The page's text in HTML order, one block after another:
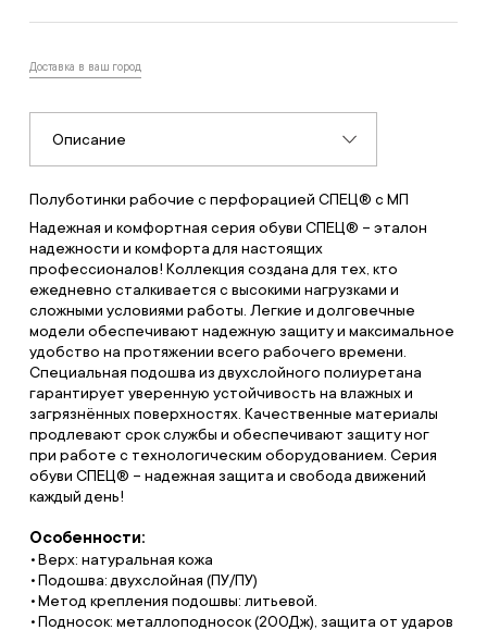
Доставка в ваш город
Описание
Полуботинки рабочие с перфорацией СПЕЦ® с МП
Надежная и комфортная серия обуви СПЕЦ® – эталон
надежности и комфорта для настоящих
профессионалов! Коллекция создана для тех, кто
ежедневно сталкивается с высокими нагрузками и
сложными условиями работы. Легкие и долговечные
модели обеспечивают надежную защиту и максимальное
удобство на протяжении всего рабочего времени.
Специальная подошва из двухслойного полиуретана
гарантирует уверенную устойчивость на влажных и
загрязнённых поверхностях. Качественные материалы
продлевают срок службы и обеспечивают защиту ног
при работе с технологическим оборудованием. Серия
обуви СПЕЦ® – надежная защита и свобода движений
каждый день!
Особенности:
Верх: натуральная кожа
Подошва: двухслойная (ПУ/ПУ)
Метод крепления подошвы: литьевой.
Подносок: металлоподносок (200Дж), защита от ударов